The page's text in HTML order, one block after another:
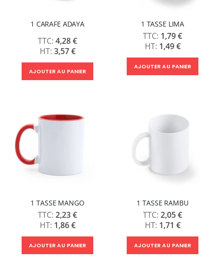
1 CARAFE ADAYA
4,28 €
3,57 €
AJOUTER AU PANIER
1 TASSE LIMA
1,79 €
1,49 €
AJOUTER AU PANIER
1 TASSE MANGO
2,23 €
1,86 €
AJOUTER AU PANIER
1 TASSE RAMBU
2,05 €
1,71 €
AJOUTER AU PANIER